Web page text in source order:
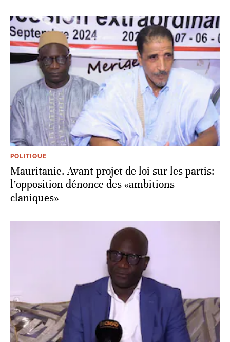
POLITIQUE
Mauritanie. Avant projet de loi sur les partis:
l’opposition dénonce des «ambitions
claniques»